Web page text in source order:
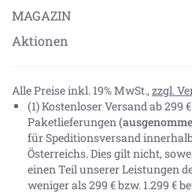
MAGAZIN
Aktionen
Alle Preise inkl. 19% MwSt., zzgl.
(1) Kostenloser Versand ab 299
Paketlieferungen
für Speditionsversand
Österreichs. Dies gilt nicht,
einen Teil unserer Leistungen
weniger als 299 € bzw. 1.299 €